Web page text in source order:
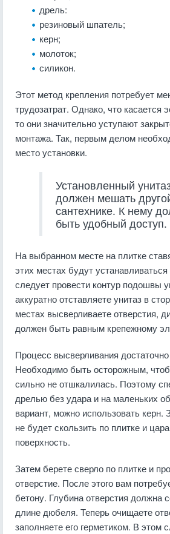
дрель:
резиновый шпатель;
керн;
молоток;
силикон.
Этот метод крепления потребует
трудозатрат. Однако, что касается
то они значительно уступают
монтажа. Так, первым делом
место установки.
Установленный
должен мешать
сантехнике. К нему
быть удобный доступ.
На выбранном месте на плитке
этих местах будут
следует провести контур подошвы
аккуратно отставляете унитаз в
местах высверливаете отверстия,
должен быть равным крепежному
Процесс высверливания
Необходимо быть осторожным,
сильно не отшкалилась. Поэтому
дрелью без удара и на маленьких
вариант, можно использовать керн.
не будет скользить по плитке и
поверхность.
Затем берете сверло по плитке и
отверстие. После этого вам
бетону. Глубина отверстия должна
длине дюбеля. Теперь очищаете
заполняете его герметиком. В этом